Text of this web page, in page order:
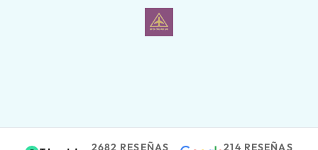
2682 RESEÑAS
214 RESEÑAS